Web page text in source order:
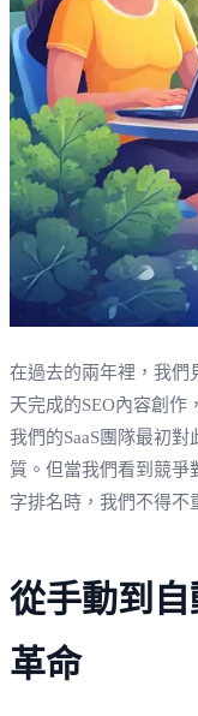
在過去的兩年裡，我們
天完成的SEO內容創作
我們的SaaS團隊最初
質。但當我們看到競爭
字排名時，我們不得不
從手動到
革命